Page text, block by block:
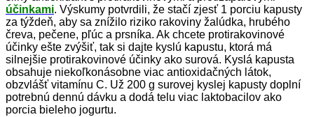
účinkami. Výskumy potvrdili, že stačí zjesť 1 porciu kapusty
za týždeň, aby sa znížilo riziko rakoviny žalúdka, hrubého
čreva, pečene, pľúc a prsníka. Ak chcete protirakovinové
účinky ešte zvýšiť, tak si dajte kyslú kapustu, ktorá má
silnejšie protirakovinové účinky ako surová. Kyslá kapusta
obsahuje niekoľkonásobne viac antioxidačných látok,
obzvlášť vitamínu C. Už 200 g surovej kyslej kapusty doplní
potrebnú dennú dávku a dodá telu viac laktobacilov ako
porcia bieleho jogurtu.